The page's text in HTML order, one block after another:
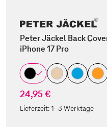
Peter Jäckel Back
iPhone 17 Pro
24,95 €
Lieferzeit:1-3 Werktage